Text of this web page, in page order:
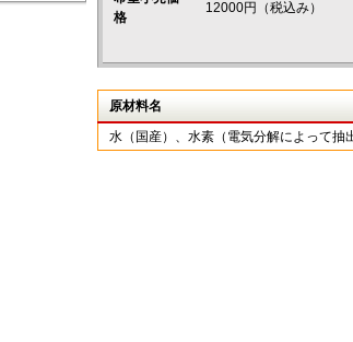
格
12000円（税込み）
原材料名
水（国産）、水素（電気分解によって抽